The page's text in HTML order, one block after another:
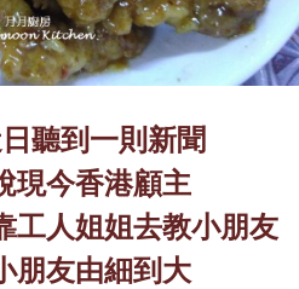
聽到一則新聞
現今香港顧主
工人姐姐去教小朋友
朋友由細到大